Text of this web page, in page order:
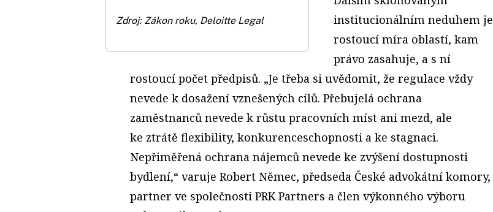
Zdroj: Zákon roku, Deloitte Legal
institucionálním neduhem je
rostoucí míra oblastí, kam
právo zasahuje, a s ní
rostoucí počet předpisů. „Je třeba si uvědomit, že regulace vždy
nevede k dosažení vznešených cílů. Přebujelá ochrana
zaměstnanců nevede k růstu pracovních míst ani mezd, ale
ke ztrátě flexibility, konkurenceschopnosti a ke stagnaci.
Nepřiměřená ochrana nájemců nevede ke zvýšení dostupnosti
bydlení,“ varuje Robert Němec, předseda České advokátní komory,
partner ve společnosti PRK Partners a člen výkonného výboru